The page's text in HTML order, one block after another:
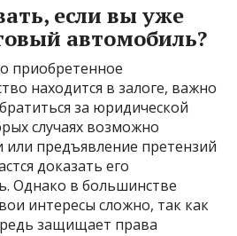
если вы уже
автомобиль?
приобретенное
находится в залоге, важно
за юридической
случаях возможно
или предъявление претензий
доказать его
Однако в большинстве
интересы сложно, так как
защищает права